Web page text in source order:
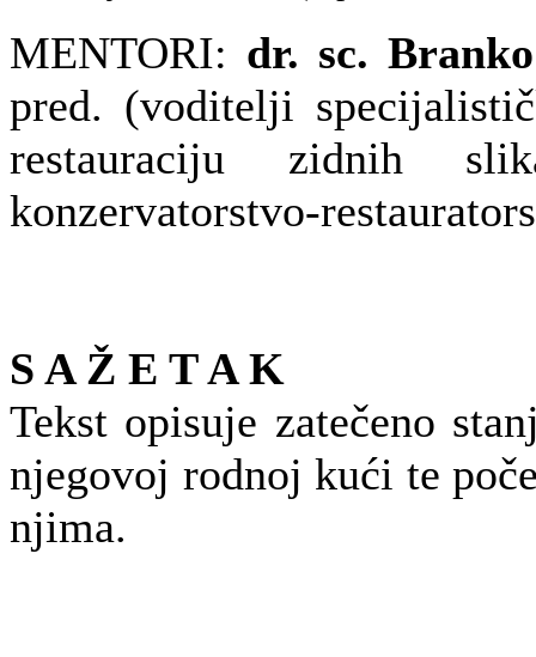
MENTORI: dr. sc.
pred. (voditelji
restauraciju zidnih
konzervatorstvo-
S A Ž E T A K
Tekst opisuje zatečeno
njegovoj rodnoj kući te
njima.